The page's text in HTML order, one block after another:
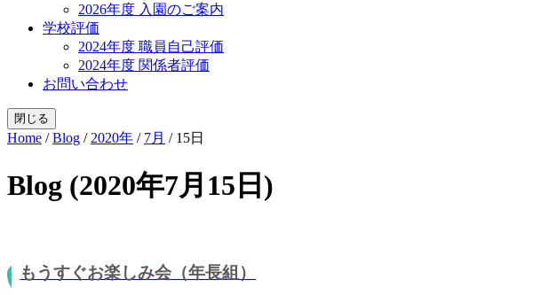
2026年度 入園のご案内
学校評価
2024年度 職員自己評価
2024年度 関係者評価
お問い合わせ
閉じる
Home /Blog / 2020年 / 7月 / 15日
Blog (2020年7月15日)
もうすぐお楽しみ会（年長組）